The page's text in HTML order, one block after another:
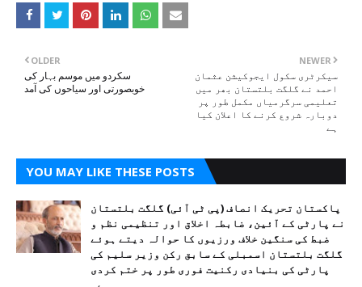
NEWER
سیکرٹری سکول ایجوکیشن عثمان
احمد نے گلگت بلتستان بھر میں
تعلیمی سرگرمیاں مکمل طور پر
دوبارہ شروع کرنے کا اعلان کیا
ہے
OLDER
سکردو میں موسم بہار کی
خوبصورتی اور سیاحوں کی آمد
YOU MAY LIKE THESE POSTS
پاکستان تحریک انصاف (پی ٹی آئی) گلگت بلتستان
نے پارٹی کے آئین، ضابطہ اخلاق اور تنظیمی نظم و
ضبط کی سنگین خلاف ورزیوں کا حوالہ دیتے ہوئے
گلگت بلتستان اسمبلی کے سابق رکن وزیر سلیم کی
پارٹی کی بنیادی رکنیت فوری طور پر ختم کردی